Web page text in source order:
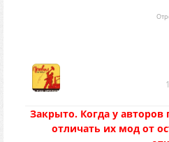
Закрыто. Когда у авторов
отличать их мод от